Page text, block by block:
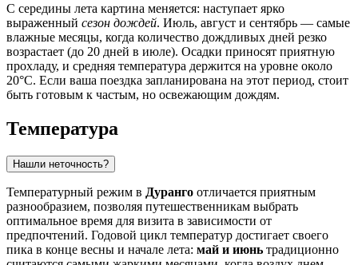
С середины лета картина меняется: наступает ярко
выраженный сезон дождей. Июль, август и сентябрь — самые
влажные месяцы, когда количество дождливых дней резко
возрастает (до 20 дней в июле). Осадки приносят приятную
прохладу, и средняя температура держится на уровне около
20°C. Если ваша поездка запланирована на этот период, стоит
быть готовым к частым, но освежающим дождям.
Температура
Нашли неточность?
Температурный режим в Дуранго отличается приятным
разнообразием, позволяя путешественникам выбрать
оптимальное время для визита в зависимости от
предпочтений. Годовой цикл температур достигает своего
пика в конце весны и начале лета: май и июнь традиционно